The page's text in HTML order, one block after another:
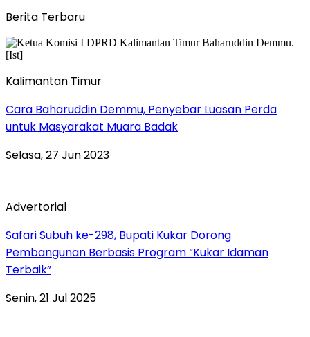
Berita Terbaru
Kalimantan Timur
Cara Baharuddin Demmu, Penyebar Luasan Perda
untuk Masyarakat Muara Badak
Selasa, 27 Jun 2023
Advertorial
Safari Subuh ke-298, Bupati Kukar Dorong
Pembangunan Berbasis Program “Kukar Idaman
Terbaik”
Senin, 21 Jul 2025